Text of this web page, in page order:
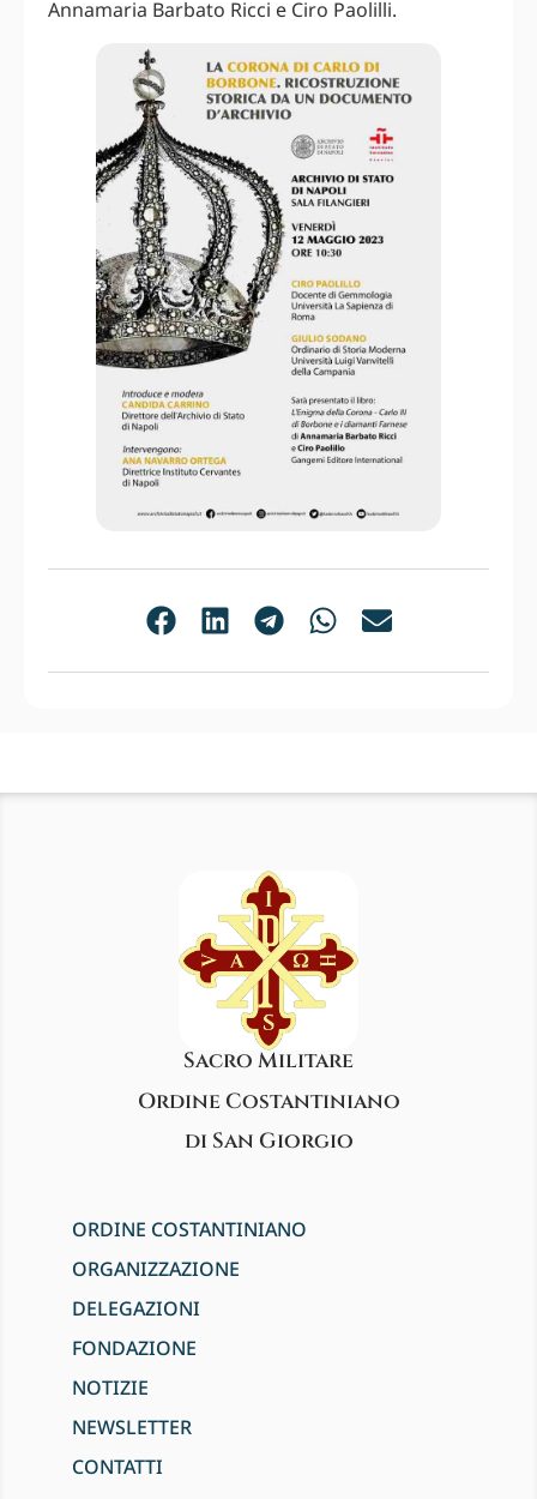
Annamaria Barbato Ricci e Ciro Paolilli.
Sacro Militare
Ordine Costantiniano
di San Giorgio
ORDINE COSTANTINIANO
ORGANIZZAZIONE
DELEGAZIONI
FONDAZIONE
NOTIZIE
NEWSLETTER
CONTATTI